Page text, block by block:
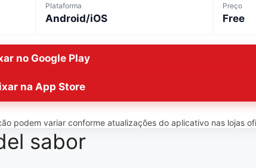
Plataforma
Android/iOS
Preço
Free
no Google Play
na App Store
podem variar conforme atualizações do aplicativo nas lojas
sabor